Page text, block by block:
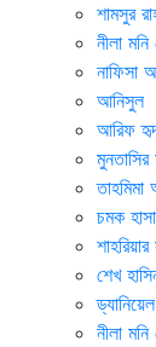
শামসুর
নীলা
নাফিসা
আনিসুল
আরিফ
মুনতাসির
তাহমিমা
চমক
শেখ
নীলা